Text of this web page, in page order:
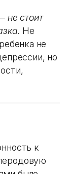
не стоит
Не
не
но
к